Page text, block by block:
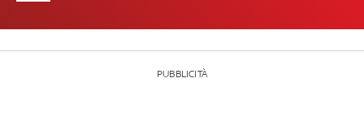
PUBBLICITÀ